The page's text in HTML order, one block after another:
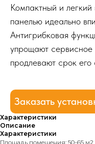
Компактный и
панелью идеально
Антигрибковая
упрощают
продлевают срок его
Заказать
Характеристики
Описание
Характеристики
Площадь помещения: 50-65 м2